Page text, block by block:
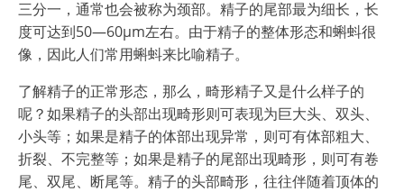
三分一，通常也会被称为颈部。精子的尾部最为细长，长
度可达到50—60μm左右。由于精子的整体形态和蝌蚪很
像，因此人们常用蝌蚪来比喻精子。
了解精子的正常形态，那么，畸形精子又是什么样子的
呢？如果精子的头部出现畸形则可表现为巨大头、双头、
小头等；如果是精子的体部出现异常，则可有体部粗大、
折裂、不完整等；如果是精子的尾部出现畸形，则可有卷
尾、双尾、断尾等。精子的头部畸形，往往伴随着顶体的